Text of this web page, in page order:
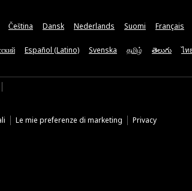
Čeština Dansk Nederlands Suomi Français
Español (Latino) Svenska தமிழ் తెలుగు ไท
Le mie preferenze di marketing Privacy